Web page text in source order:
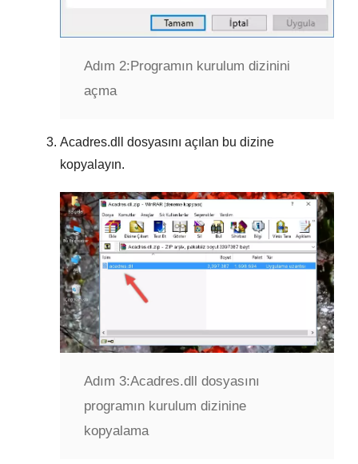
Adım 2:Programın kurulum dizinini
açma
Acadres.dll
dosyasını açılan bu dizine
kopyalayın.
Adım 3:Acadres.dll dosyasını
programın kurulum dizinine
kopyalama